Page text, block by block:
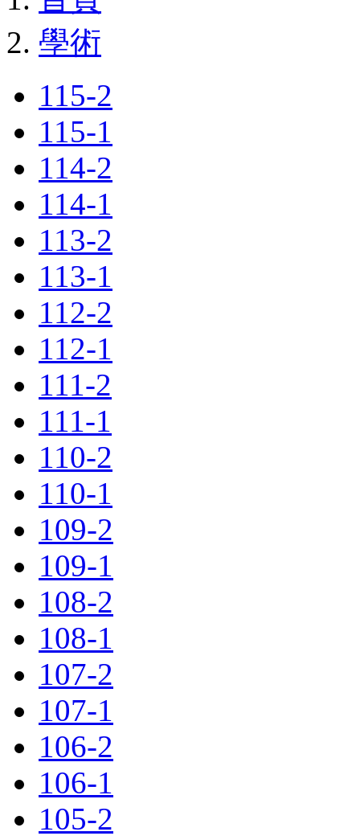
學術
115-2
115-1
114-2
114-1
113-2
113-1
112-2
112-1
111-2
111-1
110-2
110-1
109-2
109-1
108-2
108-1
107-2
107-1
106-2
106-1
105-2